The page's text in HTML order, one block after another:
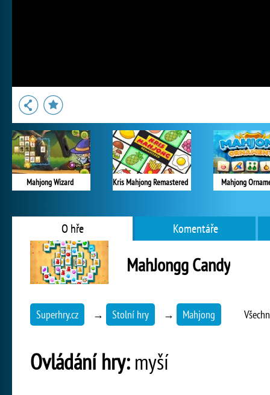
Mahjong Wizard Kris Mahjong Remastered Mahjong
O hře Komentáře
MahJongg Candy
Superhry.cz → Stolní hry → Mahjong
Ovládání hry:myší